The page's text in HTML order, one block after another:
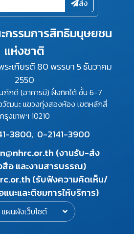
รรมการสิทธิมนุษยชน
แห่งชาติ
ะเกียรติ 80 พรรษา 5 ธันวาคม
2550
ภักดี (อาคารบี) ฝั่งทิศใต้ ชั้น 6-7
วัฒนะ แขวงทุ่งสองห้อง เขตหลักสี่
กรุงเทพฯ 10210
3800, 0-2141-3900
(งานรับ-ส่ง
สือ และงานสารบรรณ)
(รับฟังความคิดเห็น/
แนะและติชมการให้บริการ)
แผนผังเว็บไซต์
ส่ง